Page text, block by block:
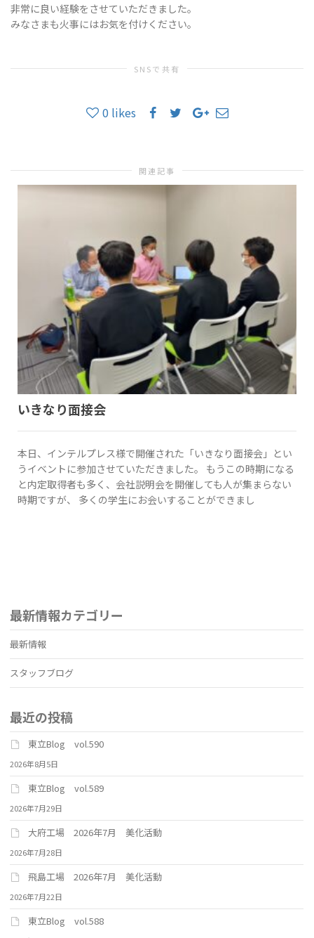
非常に良い経験をさせていただきました。
みなさまも火事にはお気を付けください。
SNSで共有
0 likes
関連記事
いきなり面接会
本日、インテルプレス様で開催された「いきなり面接会」とい
うイベントに参加させていただきました。 もうこの時期になる
と内定取得者も多く、会社説明会を開催しても人が集まらない
時期ですが、 多くの学生にお会いすることができまし
最新情報カテゴリー
最新情報
スタッフブログ
最近の投稿
東立Blog vol.590
2026年8月5日
東立Blog vol.589
2026年7月29日
大府工場 2026年7月 美化活動
2026年7月28日
飛島工場 2026年7月 美化活動
2026年7月22日
東立Blog vol.588